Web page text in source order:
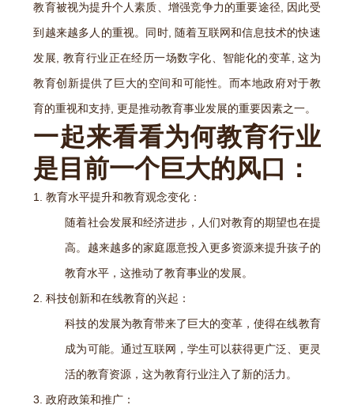
教育被视为提升个人素质、增强竞争力的重要途径, 因此受
到越来越多人的重视。同时, 随着互联网和信息技术的快速
发展, 教育行业正在经历一场数字化、智能化的变革, 这为
教育创新提供了巨大的空间和可能性。而本地政府对于教
育的重视和支持, 更是推动教育事业发展的重要因素之一。
一起来看看为何教育行业
是目前一个巨大的风口：
1. 教育水平提升和教育观念变化：
随着社会发展和经济进步，人们对教育的期望也在提
高。越来越多的家庭愿意投入更多资源来提升孩子的
教育水平，这推动了教育事业的发展。
2. 科技创新和在线教育的兴起：
科技的发展为教育带来了巨大的变革，使得在线教育
成为可能。通过互联网，学生可以获得更广泛、更灵
活的教育资源，这为教育行业注入了新的活力。
3. 政府政策和推广：